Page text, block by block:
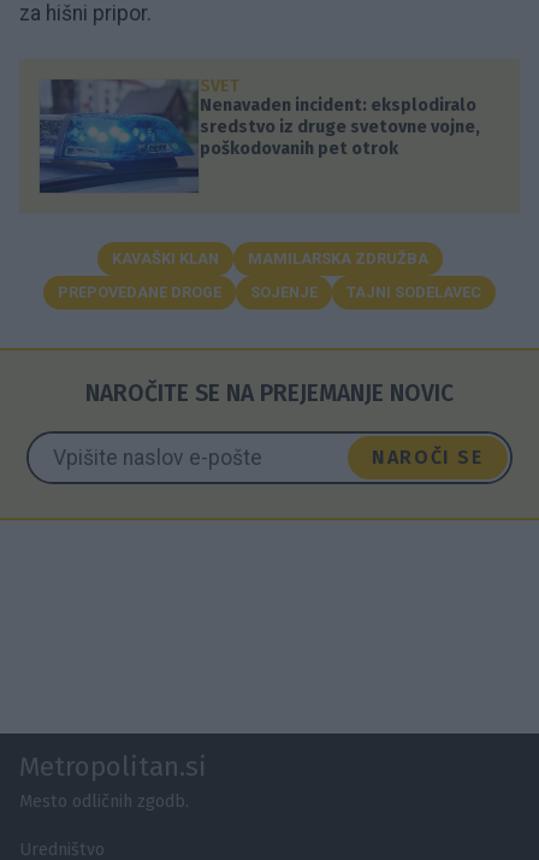
za hišni pripor.
SVET
Nenavaden incident: eksplodiralo
sredstvo iz druge svetovne vojne,
poškodovanih pet otrok
KAVAŠKI KLAN
MAMILARSKA ZDRUŽBA
PREPOVEDANE DROGE
SOJENJE TAJNI SODELAVEC
NAROČITE SE NA PREJEMANJE NOVIC
NAROČI SE
Metropolitan.si
Mesto odličnih zgodb.
Uredništvo